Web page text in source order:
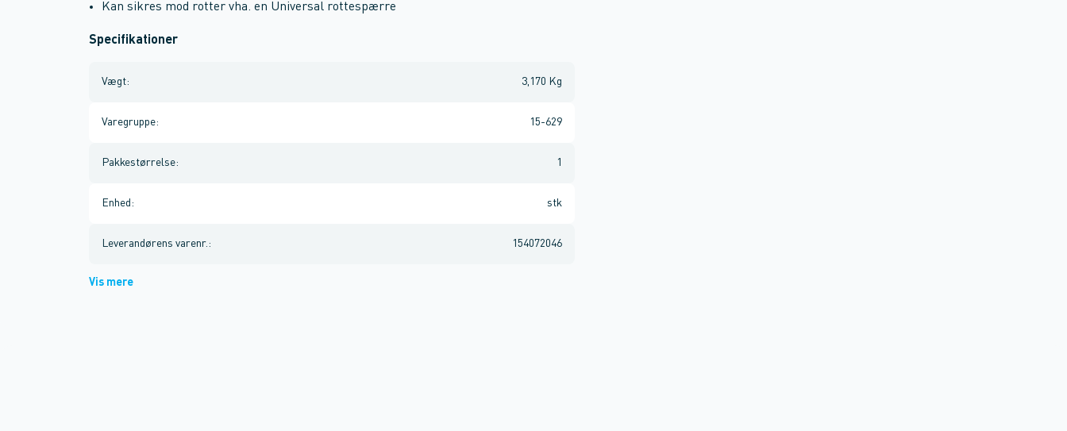
Kan sikres mod rotter vha. en Universal rottespærre
Specifikationer
Vægt: 3,170 Kg
Varegruppe: 15-629
Pakkestørrelse: 1
Enhed : stk
Leverandørens varenr. : 154072046
Vis mere